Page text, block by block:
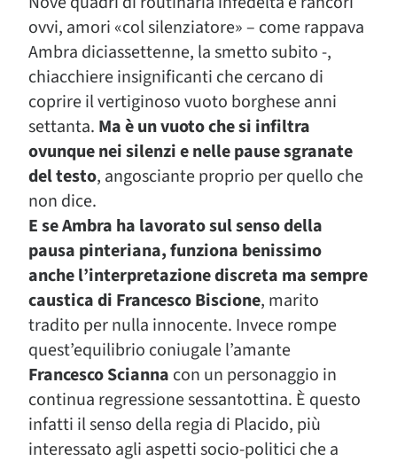
ovvi, amori «col silenziatore» – come rappava
Ambra diciassettenne, la smetto subito -,
chiacchiere insignificanti che cercano di
coprire il vertiginoso vuoto borghese anni
settanta. Ma è un vuoto che si infiltra
ovunque nei silenzi e nelle pause sgranate
del testo, angosciante proprio per quello che
non dice.
E se Ambra ha lavorato sul senso della
pausa pinteriana, funziona benissimo
anche l’interpretazione discreta ma sempre
caustica di Francesco Biscione, marito
tradito per nulla innocente. Invece rompe
quest’equilibrio coniugale l’amante
Francesco Scianna con un personaggio in
continua regressione sessantottina. È questo
infatti il senso della regia di Placido, più
interessato agli aspetti socio-politici che a